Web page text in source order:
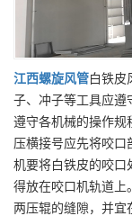
江西螺旋风管白铁皮
子、冲子等工具应遵
遵守各机械的操作规
压横接号应先将咬口
机要将白铁皮的咬口
得放在咬口机轨道上
两压辊的缝隙，并宜